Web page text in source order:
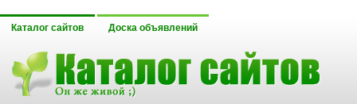
Каталог сайтов Доска объявлений